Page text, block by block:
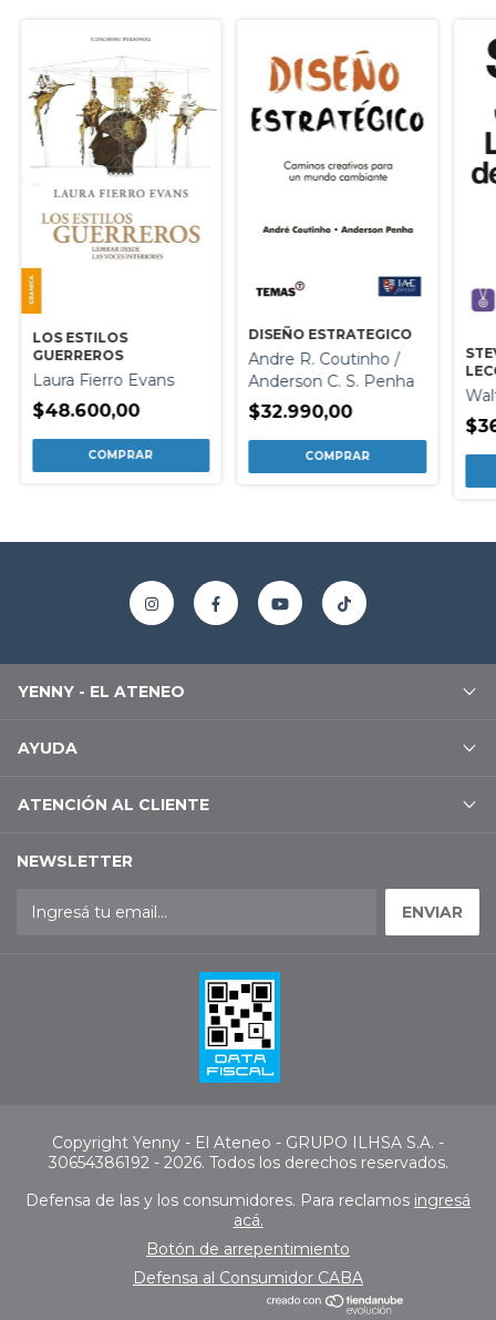
LOS ESTILOS
GUERREROS
Laura Fierro Evans
$48.600,00
DISEÑO ESTRATEGICO
Andre R. Coutinho /
Anderson C. S. Penha
$32.990,00
YENNY - EL ATENEO
AYUDA
ATENCIÓN AL CLIENTE
NEWSLETTER
Copyright Yenny - El Ateneo - GRUPO ILHSA S.A. -
30654386192 - 2026. Todos los derechos reservados.
Defensa de las y los consumidores. Para reclamos ingresá
acá.
Botón de arrepentimiento
Defensa al Consumidor CABA